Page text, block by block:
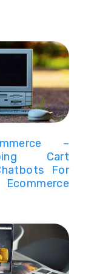
–
Cart
For
Ecommerce